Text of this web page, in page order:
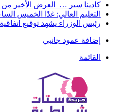
كادينا سير … العرض الأخير من
التعليم العالي: غدًا الخميس
رئيس الوزراء يشهد توقيع
إضافة عمود جانبي
القائمة